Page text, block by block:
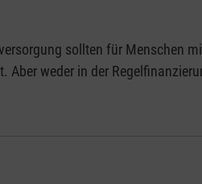
sollten für Menschen
Aber weder in der